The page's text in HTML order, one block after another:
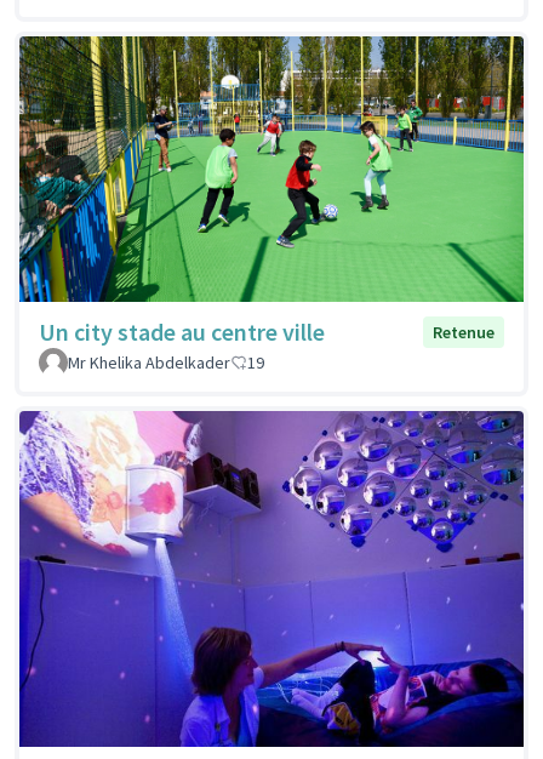
Un city stade au centre ville
Retenue
Mr Khelika Abdelkader
19